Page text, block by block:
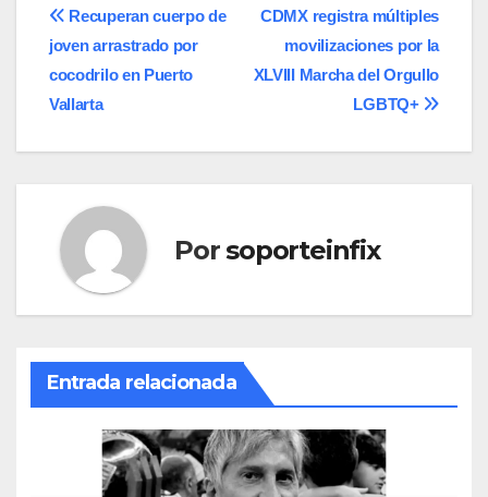
Navegación
de
entradas
CDMX registra múltiples
movilizaciones por la
XLVIII Marcha del Orgullo
LGBTQ+
Recuperan cuerpo de
joven arrastrado por
cocodrilo en Puerto
Vallarta
Porsoporteinfix
Entrada relacionada